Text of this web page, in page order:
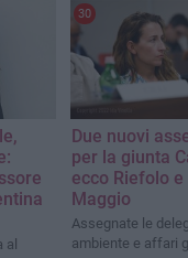
al
30
Due nuovi
per la giunta
ecco Riefolo e
Maggio
Assegnate le
ambiente e affari